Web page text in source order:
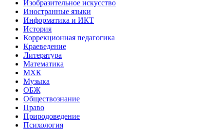
Изобразительное искусство
Иностранные языки
Информатика и ИКТ
История
Коррекционная педагогика
Краеведение
Литература
Математика
МХК
Музыка
ОБЖ
Обществознание
Право
Природоведение
Психология